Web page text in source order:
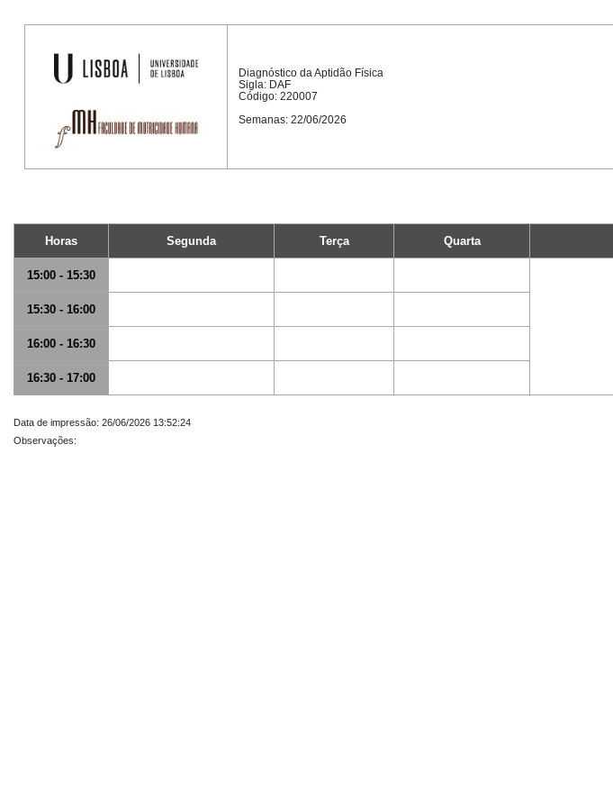
Diagnóstico da Aptidão Física
Sigla: DAF
Código: 220007
Semanas: 22/06/2026
Horas Segunda Terça Quarta
15:00 - 15:30
15:30 - 16:00
16:00 - 16:30
16:30 - 17:00
Data de impressão: 26/06/2026 13:52:24
Observações: